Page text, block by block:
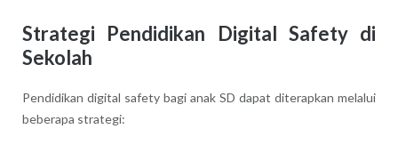
Strategi Pendidikan Digital Safety di
Sekolah
Pendidikan digital safety bagi anak SD dapat diterapkan melalui
beberapa strategi: